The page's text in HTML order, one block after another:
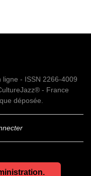
- ISSN 2266-4009
- France
déposée.